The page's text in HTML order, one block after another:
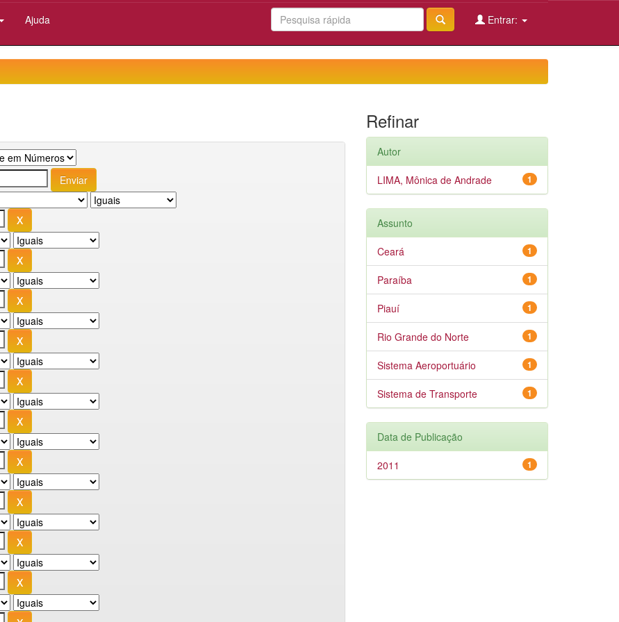
Ajuda Entrar:
Refinar
Autor
1
LIMA, Mônica de Andrade
Assunto
1
Ceará
1
Paraíba
1
Piauí
1
Rio Grande do Norte
1
Sistema Aeroportuário
1
Sistema de Transporte
Data de Publicação
1
2011